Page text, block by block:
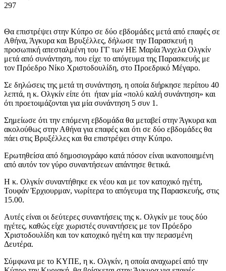
297
Θα επιστρέψει στην Κύπρο σε δύο εβδομάδες μετά από επαφές σε
Αθήνα, Άγκυρα και Βρυξέλλες, δήλωσε την Παρασκευή η
προσωπική απεσταλμένη του ΓΓ των ΗΕ Μαρία Άνχελα Ολγκίν
μετά από συνάντηση, που είχε το απόγευμα της Παρασκευής με
τον Πρόεδρο Νίκο Χριστοδουλίδη, στο Προεδρικό Μέγαρο.
Σε δηλώσεις της μετά τη συνάντηση, η οποία διήρκησε περίπου 40
λεπτά, η κ. Ολγκίν είπε ότι ήταν μία «πολύ καλή συνάντηση» και
ότι προετοιμάζονται για μία συνάντηση 5 συν 1.
Σημείωσε ότι την επόμενη εβδομάδα θα μεταβεί στην Άγκυρα και
ακολούθως στην Αθήνα για επαφές και ότι σε δύο εβδομάδες θα
πάει στις Βρυξέλλες και θα επιστρέψει στην Κύπρο.
Ερωτηθείσα από δημοσιογράφο κατά πόσον είναι ικανοποιημένη
από αυτόν τον γύρο συναντήσεων απάντησε θετικά.
Η κ. Ολγκίν συναντήθηκε εκ νέου και με τον κατοχικό ηγέτη,
Τουφάν Έρχιουρμαν, νωρίτερα το απόγευμα της Παρασκευής, στις
15.00.
Αυτές είναι οι δεύτερες συναντήσεις της κ. Ολγκίν με τους δύο
ηγέτες, καθώς είχε χωριστές συναντήσεις με τον Πρόεδρο
Χριστοδουλίδη και τον κατοχικό ηγέτη και την περασμένη
Δευτέρα.
Σύμφωνα με το ΚΥΠΕ, η κ. Ολγκίν, η οποία αναχωρεί από την